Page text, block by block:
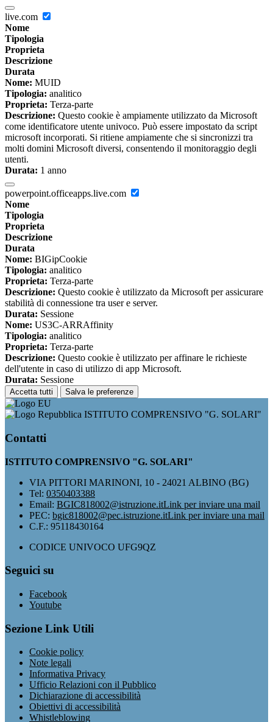
live.com
Nome
Tipologia
Proprieta
Descrizione
Durata
Nome: MUID
Tipologia: analitico
Proprieta: Terza-parte
Descrizione: Questo cookie è ampiamente utilizzato da Microsoft
come identificatore utente univoco. Può essere impostato da script
microsoft incorporati. Si ritiene ampiamente che si sincronizzi tra
molti domini Microsoft diversi, consentendo il monitoraggio degli
utenti.
Durata: 1 anno
powerpoint.officeapps.live.com
Nome
Tipologia
Proprieta
Descrizione
Durata
Nome: BIGipCookie
Tipologia: analitico
Proprieta: Terza-parte
Descrizione: Questo cookie è utilizzato da Microsoft per assicurare
stabilità di connessione tra user e server.
Durata: Sessione
Nome: US3C-ARRAffinity
Tipologia: analitico
Proprieta: Terza-parte
Descrizione: Questo cookie è utilizzato per affinare le richieste
dell'utente in caso di utilizzo di app Microsoft.
Durata: Sessione
Accetta tutti Salva le preferenze
ISTITUTO COMPRENSIVO "G. SOLARI"
Contatti
ISTITUTO COMPRENSIVO "G. SOLARI"
VIA PITTORI MARINONI, 10 - 24021 ALBINO (BG)
Tel: 0350403388
Email: BGIC818002@istruzione.itLink per inviare una mail
PEC: bgic818002@pec.istruzione.itLink per inviare una mail
C.F.: 95118430164
CODICE UNIVOCO UFG9QZ
Seguici su
Facebook
Youtube
Sezione Link Utili
Cookie policy
Note legali
Informativa Privacy
Ufficio Relazioni con il Pubblico
Dichiarazione di accessibilità
Obiettivi di accessibilità
Whistleblowing